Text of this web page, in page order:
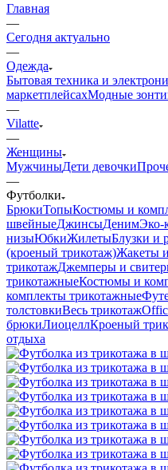
Главная
—
Сегодня актуально
—
Одежда
Бытовая техника и
маркетплейсахМодные
—
Vilatte
—
Женщины
МужчиныДети девочки
—
Футболки
БрюкиТопыКостюмы и
швейныеДжинсыДенимЭко-
низыЮбкиЖилетыБлузки и
(кроеный трикотаж)Жакеты
трикотажДжемперы и
трикотажныеКостюмы и
комплекты трикотажные
толстовкиВесь трикотаж
брюкиЛиоцеллКроеный
отдыха